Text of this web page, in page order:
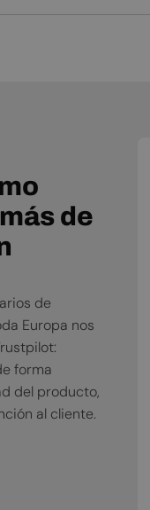
de
de
Europa nos
forma
del producto,
al cliente.